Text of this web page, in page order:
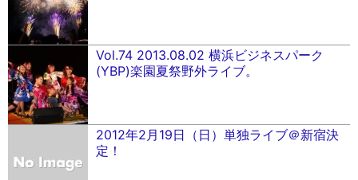
Vol.74 2013.08.02 横浜ビジネスパーク
(YBP)楽園夏祭野外ライブ。
2012年2月19日（日）単独ライブ＠新宿決
定！